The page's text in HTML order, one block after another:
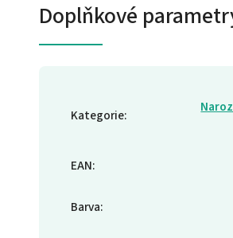
Doplňkové
Kategorie:
EAN:
Barva: